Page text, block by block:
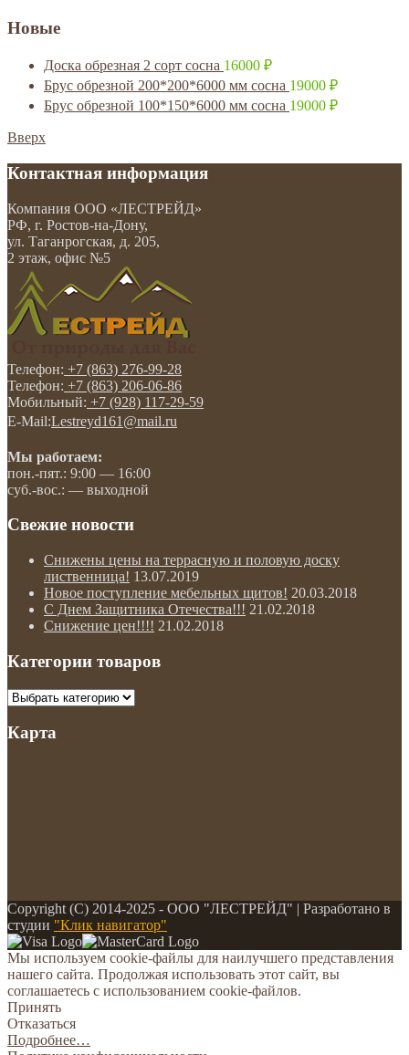
Новые
Доска обрезная 2 сорт сосна 16000 ₽
Брус обрезной 200*200*6000 мм сосна 19000 ₽
Брус обрезной 100*150*6000 мм сосна 19000 ₽
Вверх
Контактная информация
Компания ООО «ЛЕСТРЕЙД»
РФ, г. Ростов-на-Дону,
ул. Таганрогская, д. 205,
2 этаж, офис №5
Телефон: +7 (863) 276-99-28
Телефон: +7 (863) 206-06-86
Мобильный: +7 (928) 117-29-59
E-Mail:Lestreyd161@mail.ru
Мы работаем:
пон.-пят.: 9:00 — 16:00
суб.-вос.: — выходной
Свежие новости
Снижены цены на террасную и половую доску
лиственница! 13.07.2019
Новое поступление мебельных щитов! 20.03.2018
С Днем Защитника Отечества!!! 21.02.2018
Снижение цен!!!! 21.02.2018
Категории товаров
Карта
Copyright (С) 2014-2025 - ООО "ЛЕСТРЕЙД" | Разработано в
студии "Клик навигатор"
Мы используем cookie-файлы для наилучшего представления
нашего сайта. Продолжая использовать этот сайт, вы
соглашаетесь с использованием cookie-файлов.
Принять
Отказаться
Подробнее…